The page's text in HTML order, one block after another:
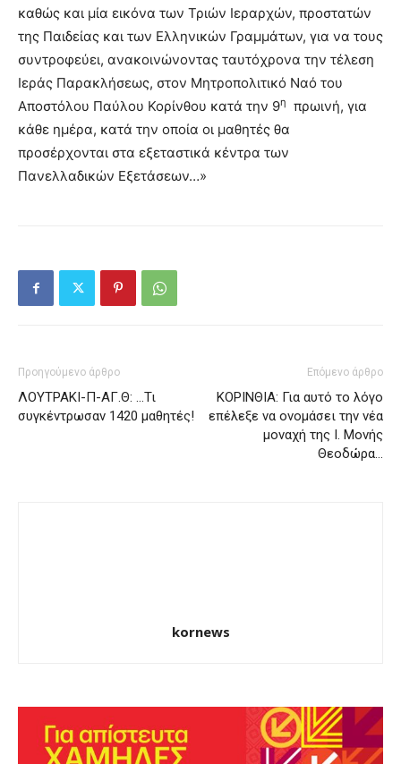
καθώς και μία εικόνα των Τριών Ιεραρχών, προστατών
της Παιδείας και των Ελληνικών Γραμμάτων, για να τους
συντροφεύει, ανακοινώνοντας ταυτόχρονα την τέλεση
Ιεράς Παρακλήσεως, στον Μητροπολιτικό Ναό του
Αποστόλου Παύλου Κορίνθου κατά την 9η
πρωινή, για
κάθε ημέρα, κατά την οποία οι μαθητές θα
προσέρχονται στα εξεταστικά κέντρα των
Πανελλαδικών Εξετάσεων…»
Προηγούμενο άρθρο
ΛΟΥΤΡΑΚΙ-Π-ΑΓ.Θ: …Τι
συγκέντρωσαν 1420 μαθητές!
Επόμενο άρθρο
ΚΟΡΙΝΘΙΑ: Για αυτό το λόγο
επέλεξε να ονομάσει την νέα
μοναχή της Ι. Μονής
Θεοδώρα…
kornews